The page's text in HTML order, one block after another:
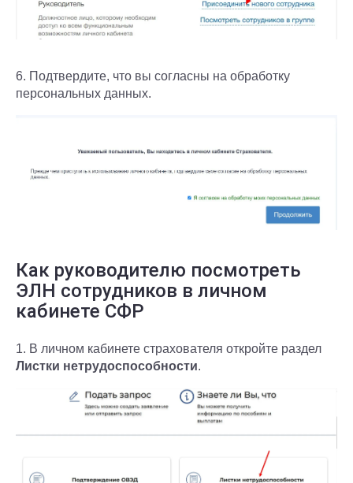
6. Подтвердите, что вы согласны на обработку
персональных данных.
Как руководителю посмотреть
ЭЛН сотрудников в личном
кабинете СФР
1. В личном кабинете страхователя откройте раздел
Листки нетрудоспособности.